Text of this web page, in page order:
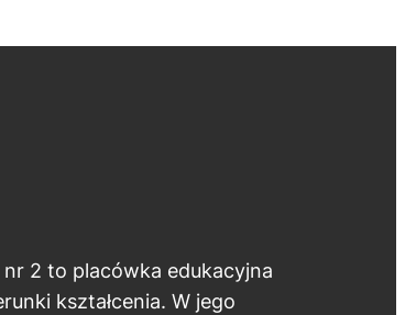
nr 2 to placówka edukacyjna
kształcenia. W jego